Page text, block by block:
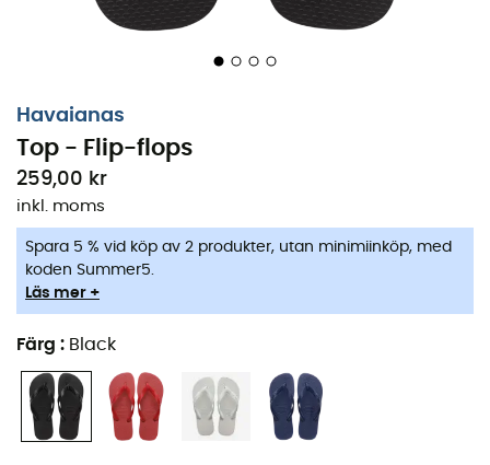
Havaianas
Top - Flip-flops
259,00 kr
inkl. moms
Spara 5 % vid köp av 2 produkter, utan minimiinköp, med
koden Summer5.
Läs mer +
Färg : Black
Oavsett om du strosar på stranden eller sippar på en
cocktail vid poolen, ärHavaianas Top flip-flops
bästa allierade för soliga dagar utan bekymmer. Med